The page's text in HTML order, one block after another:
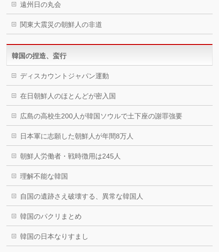
遠州日の丸会
関東大震災の朝鮮人の非道
韓国の捏造、蛮行
ディスカウントジャパン運動
在日朝鮮人のほとんどが密入国
広島の高校生200人が韓国ソウルで土下座の謝罪強要
日本軍に志願した朝鮮人が年間8万人
朝鮮人労働者・戦時徴用は245人
理解不能な韓国
自国の遺跡さえ破壊する、異常な韓国人
韓国のパクリまとめ
韓国の日本なりすまし